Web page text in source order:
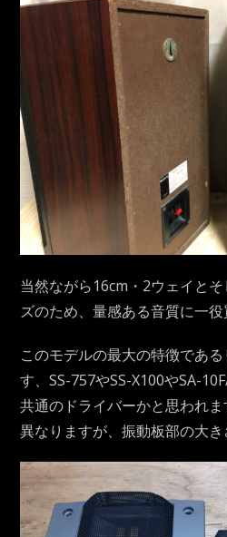
当然ながら16cm・2ウェイと
ズのため、量感ある音質に一役
このモデルの最大の特徴であ
す、SS-757やSS-X100やSA-
共通のドライバーかと思われ
異なりますが、振動板部の大き